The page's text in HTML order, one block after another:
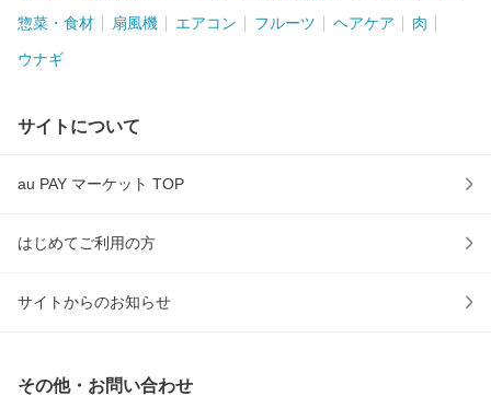
惣菜・食材 扇風機 エアコン フルーツ ヘアケア 肉
ウナギ
サイトについて
au PAY マーケット TOP
はじめてご利用の方
サイトからのお知らせ
その他・お問い合わせ